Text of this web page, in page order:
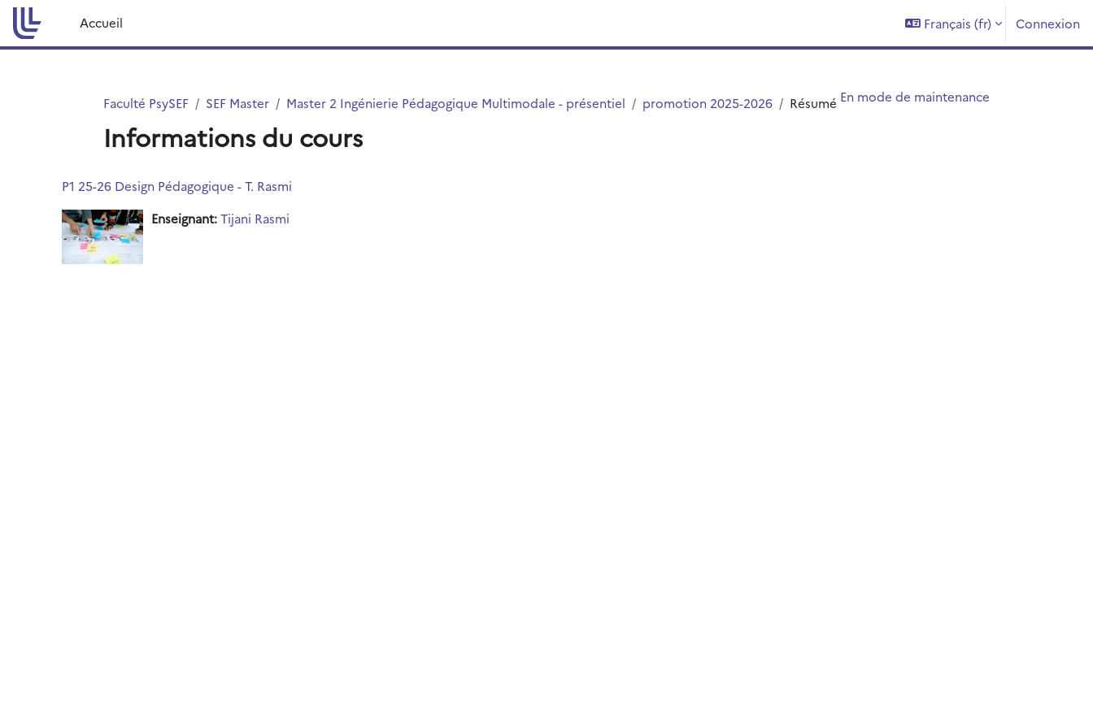
Passer au contenu principal
Accueil
Français ‎(fr)‎ Connexion
Faculté PsySEF SEF Master Master 2 Ingénierie Pédagogique Multimodale - présentiel promotion 2025-2026 Résumé En mode de maintenance
Informations du cours
P1 25-26 Design Pédagogique - T. Rasmi
Enseignant:Tijani Rasmi